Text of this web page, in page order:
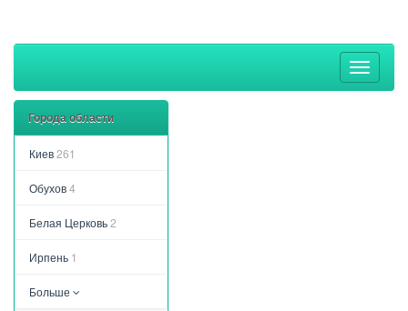
Toggle
Города области
Киев261
Обухов4
Белая Церковь2
Ирпень 1
Больше